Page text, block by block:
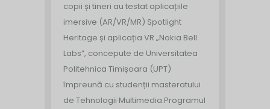
copii și tineri au testat aplicațiile
imersive (AR/VR/MR) Spotlight
Heritage și aplicația VR „Nokia Bell
Labs”, concepute de Universitatea
Politehnica Timișoara (UPT)
împreună cu studenții masteratului
de Tehnologii Multimedia.Programul